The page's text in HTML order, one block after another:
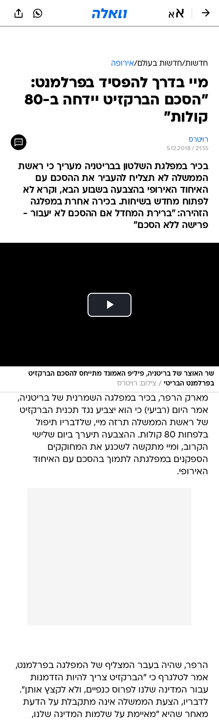
חדשות/חדשות בעולם/אירופה
מיי בדרך להפסיד בפרלמנט:
"הסכם הברקזיט יידחה ב-80
קולות"
רויטרס
5.12.2018 / 21:55
בכיר במפלגת השלטון בבריטניה מעריך כי ראשת
הממשלה לא תצליח להעביר את ההסכם עם
האיחוד האירופי בהצבעה בשבוע הבא, וקרא לא
לפתוח מחדש בשיחות. בכירה אחרת במפלגה
הזהירה: "ברירת המחדל אם ההסכם לא יעבור -
פרישה ללא הסכם"
שר האוצר של בריטניה, פיליפ האמונד מתייחס להסכם הברקזיט
בפרלמנט הבריטי / צילום: רויטרס
מארק הרפר, בכיר במפלגה השמרנית של בריטניה,
אמר היום (רביעי) כי הוא יצביע נגד תכנית הברקזיט
של ראשת הממשלה תרזה מיי, שלדבריו תיפול
בלפחות 80 קולות. ההצבעה תיערך ביום שלישי
הקרוב, ומיי מתקשה לשכנע את המחוקקים
הספקנים במפלגתה לתמוך בהסכם עם האיחוד
האירופי.
הרפר, שהיה בעבר המצליף של המפלגה בפרלמנט,
אמר לטלגרף כי "הברקזיט צריך להיות הזדמנות
עבור המדינה שלנו לפרוס כנפיים, ולא לקצץ אותן".
לדבריו, הצעת הממשלה אינה מתקבלת על הדעת
מאחר שהיא "מאיימת על שלמות המדינה שלנו,